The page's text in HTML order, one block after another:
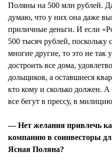
Поляны на 500 млн рублей.
думаю, что у них она даже
приличные деньги. И если
500 тысяч рублей, поскольку
многие другие, то это не
достроить все дома,
дольщиков, а оставшиеся
кто кому и сколько должен. А
все бегут в прессу, в
— Нет желания привлечь
компанию в соинвесторы
Ясная Поляна?